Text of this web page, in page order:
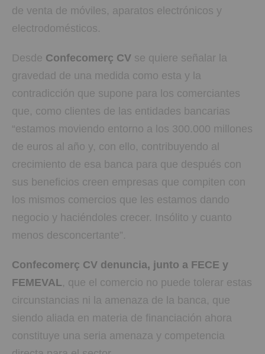
de venta de móviles, aparatos electrónicos y
electrodomésticos.
Desde Confecomerç CV se quiere señalar la
gravedad de una medida como esta y la
contradicción que supone para los comerciantes
que, como clientes de las entidades bancarias
“estamos moviendo entorno a los 300.000 millones
de euros al año y, con ello, contribuyendo al
crecimiento de esa banca para que después con
sus beneficios creen empresas que compiten con
los mismos comercios que les estamos dando
negocio y haciéndoles crecer. Insólito y cuanto
menos desconcertante”.
Confecomerç CV denuncia, junto a FECE y
FEMEVAL, que el comercio no puede tolerar estas
circunstancias ni la amenaza de la banca, que
siendo aliada en materia de financiación ahora
constituye una seria amenaza y competencia